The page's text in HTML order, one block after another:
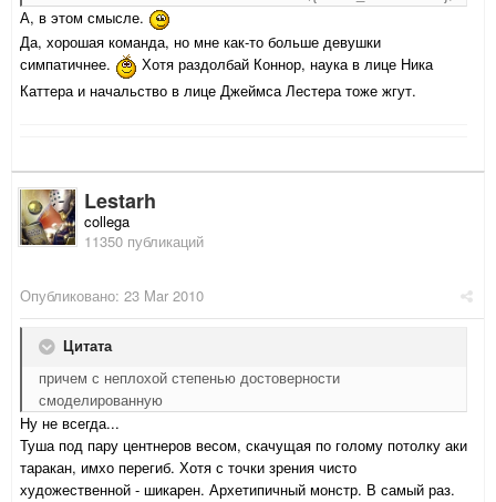
А, в этом смысле.
Да, хорошая команда, но мне как-то больше девушки
симпатичнее.
Хотя раздолбай Коннор, наука в лице Ника
Каттера и начальство в лице Джеймса Лестера тоже жгут.
Lestarh
collega
11350 публикаций
Опубликовано: 23 Mar 2010
Цитата
причем с неплохой степенью достоверности
смоделированную
Ну не всегда...
Туша под пару центнеров весом, скачущая по голому потолку аки
таракан, имхо перегиб. Хотя с точки зрения чисто
художественной - шикарен. Архетипичный монстр. В самый раз.